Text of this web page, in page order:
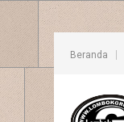
Beranda